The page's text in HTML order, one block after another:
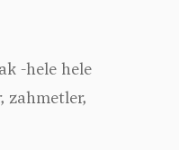
-hele hele
zahmetler,